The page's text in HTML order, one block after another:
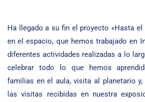
Ha llegado a su fin el proyecto «Hasta
en el espacio, que hemos trabajado en
diferentes actividades realizadas a lo
celebrar todo lo que hemos
familias en el aula, visita al planetario
las visitas recibidas en nuestra